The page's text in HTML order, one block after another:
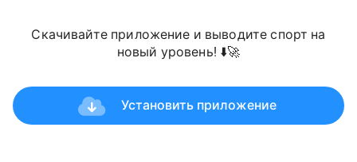
Скачивайте приложение и выводите спорт на
новый уровень! ⬇️🚀
Установить приложение